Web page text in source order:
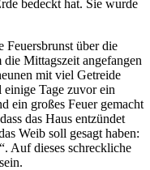
bedeckt hat. Sie wurde
Feuersbrunst über die
Mittagszeit angefangen
mit viel Getreide
einige Tage zuvor ein
ein großes Feuer gemacht
das Haus entzündet
Weib soll gesagt haben:
Auf dieses schreckliche